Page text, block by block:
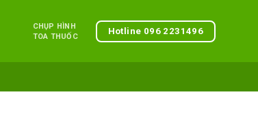
CHỤP HÌNH
TOA THUỐC
Hotline 096 2231496